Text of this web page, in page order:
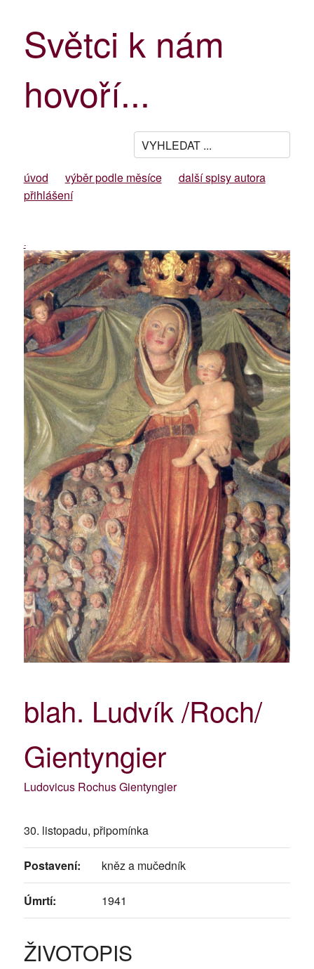
Světci k nám
hovoří...
úvod výběr podle měsíce
další spisy autora
přihlášení
-
blah. Ludvík /Roch/
Gientyngier
Ludovicus Rochus Gientyngier
30. listopadu, připomínka
Postavení: kněz a mučedník
Úmrtí: 1941
ŽIVOTOPIS